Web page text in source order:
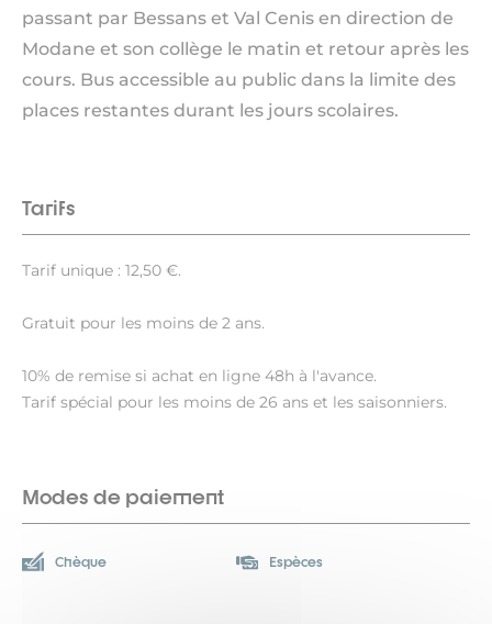
passant par Bessans et Val Cenis en direction de
Modane et son collège le matin et retour après les
cours. Bus accessible au public dans la limite des
places restantes durant les jours scolaires.
Tarifs
Tarif unique : 12,50 €.
Gratuit pour les moins de 2 ans.
10% de remise si achat en ligne 48h à l'avance.
Tarif spécial pour les moins de 26 ans et les saisonniers.
Modes de paiement
Chèque Espèces